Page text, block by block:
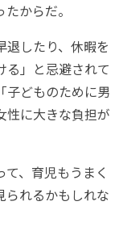
からだ。
したり、休暇を
る」と忌避されて
子どものために男
性に大きな負担が
、育児もうまく
られるかもしれな